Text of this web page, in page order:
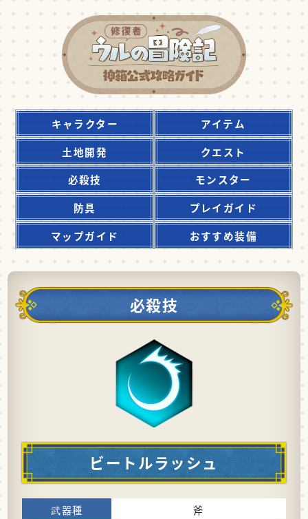
キャラクター
アイテム
土地開発
クエスト
必殺技
モンスター
防具
プレイガイド
マップガイド
おすすめ装備
必殺技
ビートルラッシュ
斧